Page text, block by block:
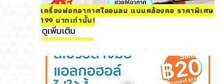
เครื่องฟอกอากาศไออนลบ แบบคล้องคอ ราคาพิเศษ
199 บาทเท่านั้น!
ดูเพิ่มเติม